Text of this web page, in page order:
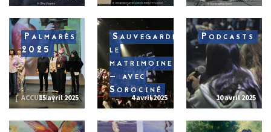
Palmarès
2025
ACCUEIL15 avril 2025
Sauvegarder
le
matrimoine
– avec
Sorociné
4 avril 2025
Podcasts
10 avril 2025